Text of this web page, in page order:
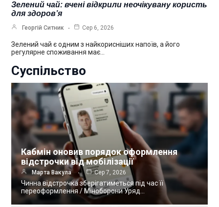
Зелений чай: вчені відкрили неочікувану користь
для здоров’я
Георгій Ситник Сер 6, 2026
Зелений чай є одним з найкорисніших напоїв, а його
регулярне споживання має…
Суспільство
Кабмін оновив порядок оформлення
відстрочки від мобілізації
Марта Вакула Сер 7, 2026
Чинна відстрочка зберігатиметься під час її
переоформлення / Міноборони Уряд…